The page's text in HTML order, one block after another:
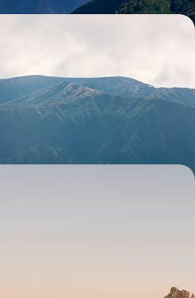
île des Açores, entre volcans,